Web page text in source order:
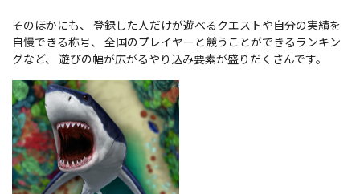
そのほかにも、 登録した人だけが遊べるクエストや自分の実績を
自慢できる称号、 全国のプレイヤーと競うことができるランキン
グなど、 遊びの幅が広がるやり込み要素が盛りだくさんです。